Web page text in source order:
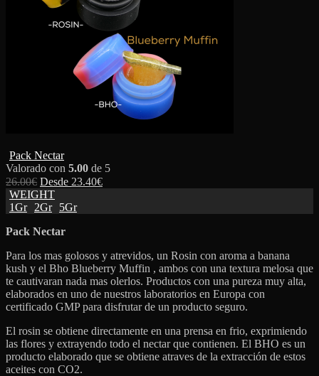
Pack Nectar
Valorado con 5.00 de 5
26.00€ Desde 23.40€
WEIGHT
1Gr
2Gr
5Gr
Pack Nectar
Para los mas golosos y atrevidos, un Rosin con aroma a banana
kush y el Bho Blueberry Muffin , ambos con una textura melosa que
te cautivaran nada mas olerlos. Productos con una pureza muy alta,
elaborados en uno de nuestros laboratorios en Europa con
certificado GMP para disfrutar de un producto seguro.
El rosin se obtiene directamente en una prensa en frio, exprimiendo
las flores y extrayendo todo el nectar que contienen. El BHO es un
producto elaborado que se obtiene atraves de la extracción de estos
aceites con CO2.